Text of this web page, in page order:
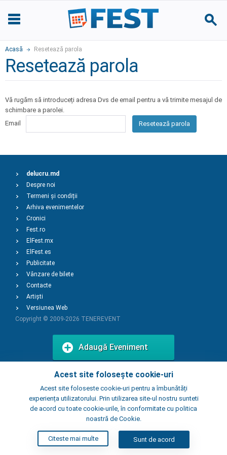
Acasă Resetează parola
Resetează parola
Vă rugăm să introduceți adresa Dvs de email pentru a vă trimite mesajul de
schimbare a parolei.
Email
Resetează parola
Acest site folosește cookie-uri
Acest site foloseste cookie-uri pentru a îmbunătăți
experiența utilizatorului. Prin utilizarea site-ul nostru sunteti
de acord cu toate cookie-urile, în conformitate cu politica
noastră de Cookie.
Citeste mai multe Sunt de acord
delucru.md
Despre noi
Termeni și condiții
Arhiva evenimentelor
Cronici
Fest.ro
ElFest.mx
ElFest.es
Publicitate
Vânzare de bilete
Contacte
Artiști
Versiunea Web
Copyright © 2009-2026 TENEREVENT
Adaugă Eveniment
Adaugă Local